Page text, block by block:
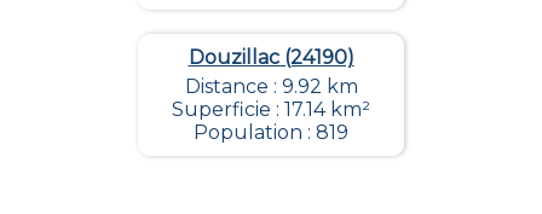
Douzillac (24190)
Distance : 9.92 km
Superficie : 17.14 km²
Population : 819